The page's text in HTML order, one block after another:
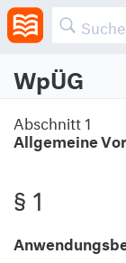
WpÜG
Vom 20.12.2001
Zuletzt geändert am
Allgemeine
Abschnitt 1
Allgemeine
§ 1